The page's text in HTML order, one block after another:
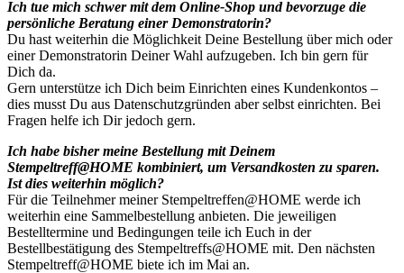
Ich tue mich schwer mit dem Online-Shop und bevorzuge die
persönliche Beratung einer Demonstratorin?
Du hast weiterhin die Möglichkeit Deine Bestellung über mich oder
einer Demonstratorin Deiner Wahl aufzugeben. Ich bin gern für
Dich da.
Gern unterstütze ich Dich beim Einrichten eines Kundenkontos –
dies musst Du aus Datenschutzgründen aber selbst einrichten. Bei
Fragen helfe ich Dir jedoch gern.
Ich habe bisher meine Bestellung mit Deinem
Stempeltreff@HOME kombiniert, um Versandkosten zu sparen.
Ist dies weiterhin möglich?
Für die Teilnehmer meiner Stempeltreffen@HOME werde ich
weiterhin eine Sammelbestellung anbieten. Die jeweiligen
Bestelltermine und Bedingungen teile ich Euch in der
Bestellbestätigung des Stempeltreffs@HOME mit. Den nächsten
Stempeltreff@HOME biete ich im Mai an.